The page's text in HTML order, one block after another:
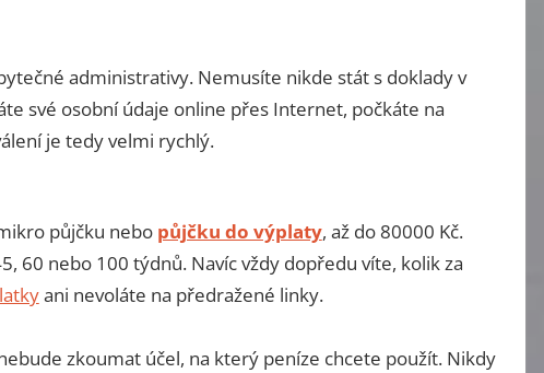
administrativy. Nemusíte nikde stát s doklady v
své osobní údaje online přes Internet, počkáte na
je tedy velmi rychlý.
půjčku nebo půjčku do výplaty, až do 80000 Kč.
60 nebo 100 týdnů. Navíc vždy dopředu víte, kolik za
ani nevoláte na předražené linky.
zkoumat účel, na který peníze chcete použít. Nikdy